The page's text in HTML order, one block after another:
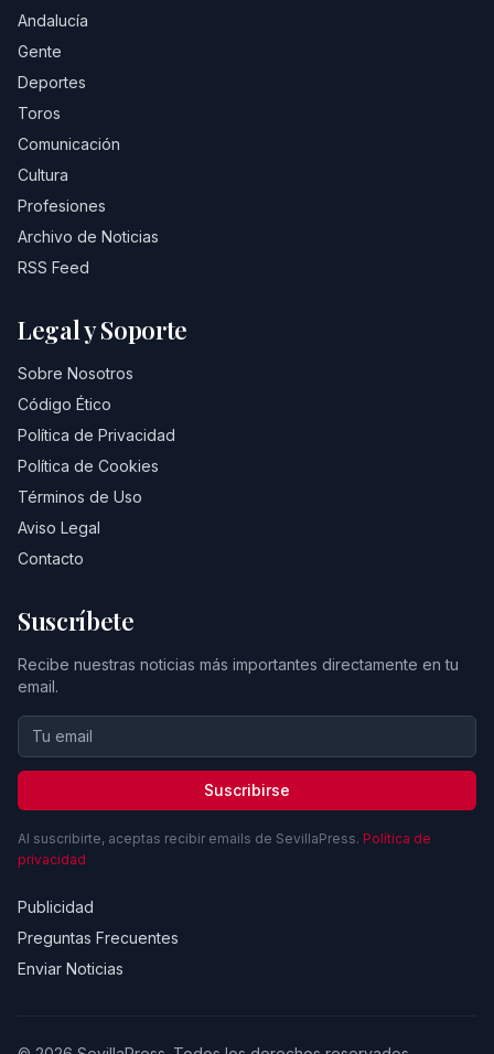
Andalucía
Gente
Deportes
Toros
Comunicación
Cultura
Profesiones
Archivo de Noticias
RSS Feed
Legal y Soporte
Sobre Nosotros
Código Ético
Política de Privacidad
Política de Cookies
Términos de Uso
Aviso Legal
Contacto
Suscríbete
Recibe nuestras noticias más importantes directamente en tu
email.
Suscribirse
Al suscribirte, aceptas recibir emails de SevillaPress. Política de
privacidad
Publicidad
Preguntas Frecuentes
Enviar Noticias